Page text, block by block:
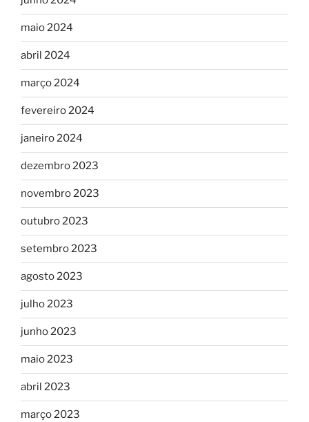
maio 2024
abril 2024
março 2024
fevereiro 2024
janeiro 2024
dezembro 2023
novembro 2023
outubro 2023
setembro 2023
agosto 2023
julho 2023
junho 2023
maio 2023
abril 2023
março 2023